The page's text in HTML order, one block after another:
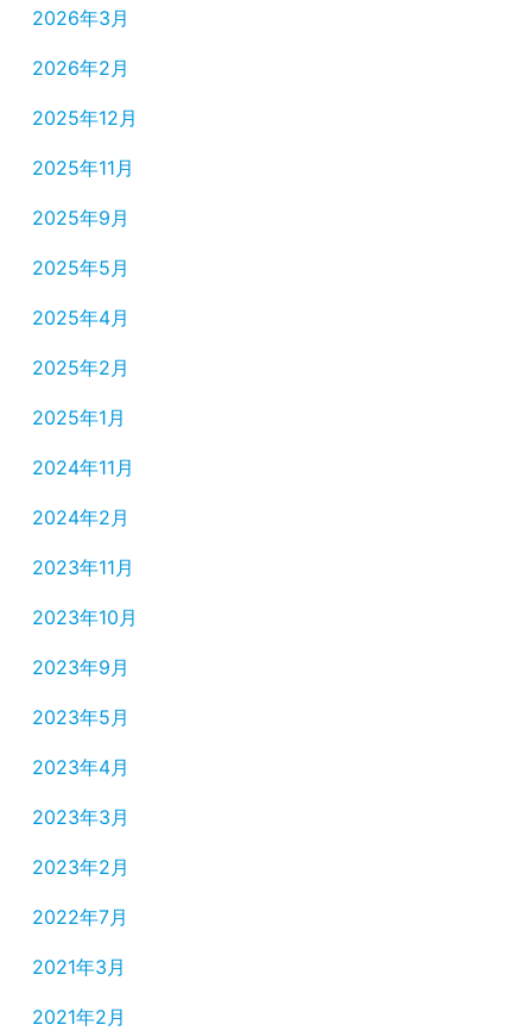
2026年3月
2026年2月
2025年12月
2025年11月
2025年9月
2025年5月
2025年4月
2025年2月
2025年1月
2024年11月
2024年2月
2023年11月
2023年10月
2023年9月
2023年5月
2023年4月
2023年3月
2023年2月
2022年7月
2021年3月
2021年2月